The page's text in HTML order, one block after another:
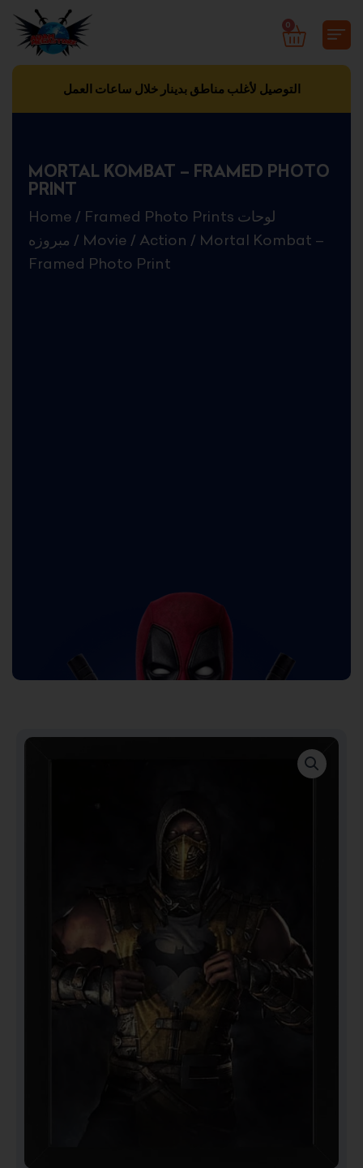
content
0
CART
التوصيل لأغلب مناطق بدينار خلال ساعات العمل
MORTAL KOMBAT – FRAMED PHOTO
PRINT
Home / Framed Photo Prints لوحات
مبروزه / Movie / Action / Mortal Kombat –
Framed Photo Print